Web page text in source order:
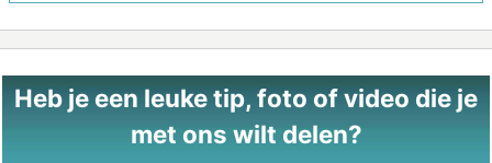
Heb je een leuke tip, foto of video die je
met ons wilt delen?